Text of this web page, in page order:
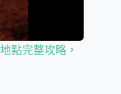
點完整攻略，